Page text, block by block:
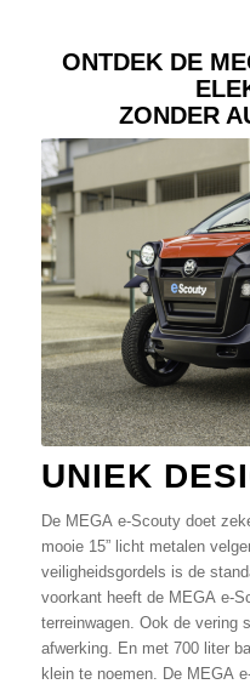
ONTDEK DE
ZONDER
UNIEK
De MEGA e-Scouty doet
mooie 15” licht metalen
veiligheidsgordels is de
voorkant heeft de MEGA e-
terreinwagen. Ook de vering
afwerking. En met 700 liter
klein te noemen. De MEGA